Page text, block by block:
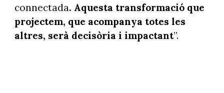
connectada. Aquesta transformació que
projectem, que acompanya totes les
altres, serà decisòria i impactant”.